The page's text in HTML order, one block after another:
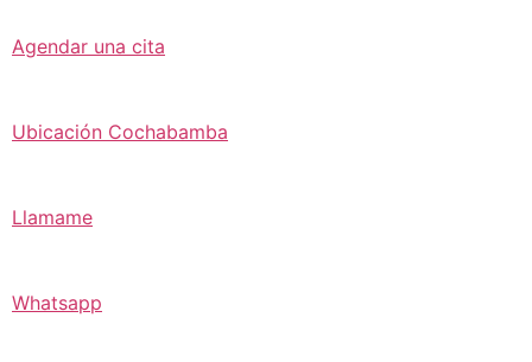
Agendar una cita
Ubicación Cochabamba
Llamame
Whatsapp